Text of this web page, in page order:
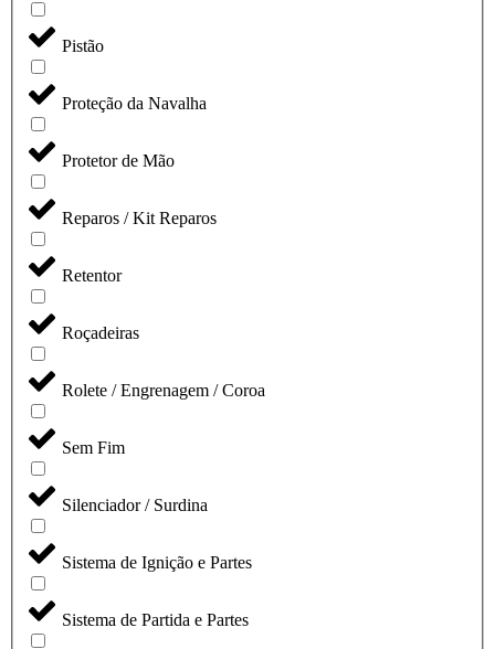
Pistão
Proteção da Navalha
Protetor de Mão
Reparos / Kit Reparos
Retentor
Roçadeiras
Rolete / Engrenagem / Coroa
Sem Fim
Silenciador / Surdina
Sistema de Ignição e Partes
Sistema de Partida e Partes